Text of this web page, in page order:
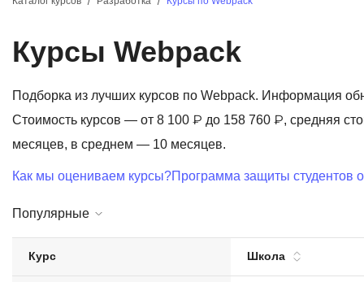
Курсы Webpack
Подборка из лучших курсов по Webpack. Информация
Стоимость курсов — от 8 100 ₽ до 158 760 ₽, средняя
месяцев, в среднем — 10 месяцев.
Как мы оцениваем курсы?Программа защиты студентов
Популярные
Курс Школа
Разработка
Маркетинг
Дизайн
Аналитика
Менеджмент